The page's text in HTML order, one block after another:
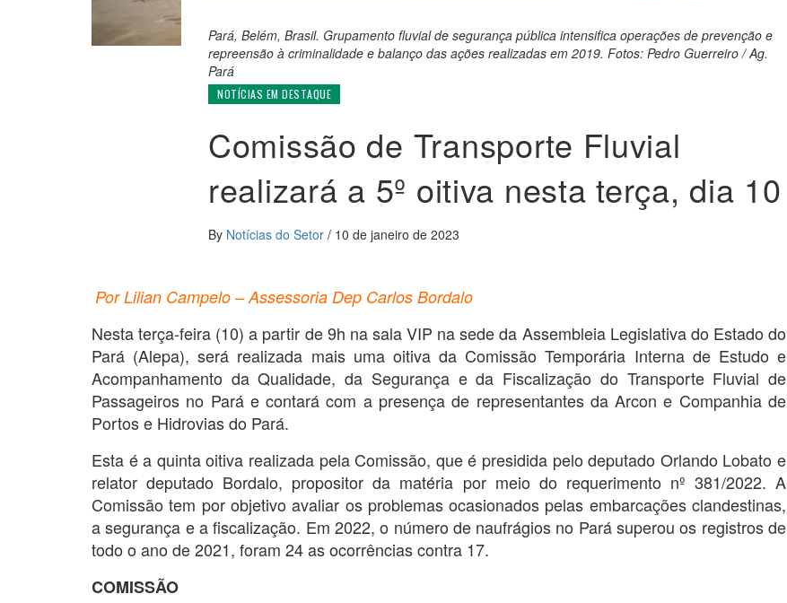
Pará, Belém, Brasil. Grupamento fluvial de segurança pública intensifica operações de prevenção e
repreensão à criminalidade e balanço das ações realizadas em 2019. Fotos: Pedro Guerreiro / Ag.
Pará
NOTÍCIAS EM DESTAQUE
Comissão de Transporte Fluvial
realizará a 5º oitiva nesta terça, dia 10
By Notícias do Setor / 10 de janeiro de 2023
Por Lilian Campelo – Assessoria Dep Carlos Bordalo
Nesta terça-feira (10) a partir de 9h na sala VIP na sede da Assembleia Legislativa do Estado do
Pará (Alepa), será realizada mais uma oitiva da Comissão Temporária Interna de Estudo e
Acompanhamento da Qualidade, da Segurança e da Fiscalização do Transporte Fluvial de
Passageiros no Pará e contará com a presença de representantes da Arcon e Companhia de
Portos e Hidrovias do Pará.
Esta é a quinta oitiva realizada pela Comissão, que é presidida pelo deputado Orlando Lobato e
relator deputado Bordalo, propositor da matéria por meio do requerimento nº 381/2022. A
Comissão tem por objetivo avaliar os problemas ocasionados pelas embarcações clandestinas,
a segurança e a fiscalização. Em 2022, o número de naufrágios no Pará superou os registros de
todo o ano de 2021, foram 24 as ocorrências contra 17.
COMISSÃO